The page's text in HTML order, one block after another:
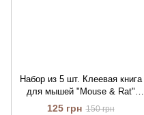
Набор из 5 шт. Клеевая книга
для мышей "Mouse & Rat"
(HENKO), малая
125 грн 150 грн